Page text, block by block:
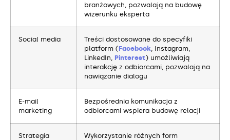
branżowych, pozwalają na budowę
wizerunku eksperta
Social media
Treści dostosowane do specyfiki
platform (Facebook , Instagram,
LinkedIn, Pinterest) umożliwiają
interakcję z odbiorcami, pozwalają na
nawiązanie dialogu
E-mail
marketing
Bezpośrednia komunikacja z
odbiorcami wspiera budowę relacji
Strategia
Wykorzystanie różnych form